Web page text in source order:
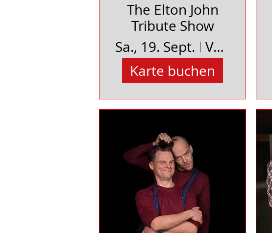
The Elton John
Tribute Show
Sa., 19. Sept.
Vakuum e.V. Bad Bevensen
Karte buchen